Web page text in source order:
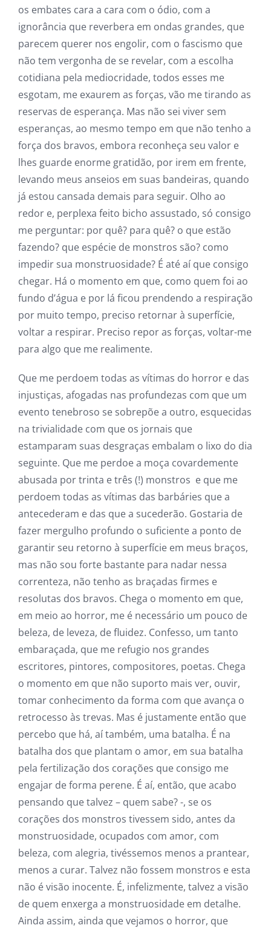
os embates cara a cara com o ódio, com a
ignorância que reverbera em ondas grandes, que
parecem querer nos engolir, com o fascismo que
não tem vergonha de se revelar, com a escolha
cotidiana pela mediocridade, todos esses me
esgotam, me exaurem as forças, vão me tirando as
reservas de esperança. Mas não sei viver sem
esperanças, ao mesmo tempo em que não tenho a
força dos bravos, embora reconheça seu valor e
lhes guarde enorme gratidão, por irem em frente,
levando meus anseios em suas bandeiras, quando
já estou cansada demais para seguir. Olho ao
redor e, perplexa feito bicho assustado, só consigo
me perguntar: por quê? para quê? o que estão
fazendo? que espécie de monstros são? como
impedir sua monstruosidade? É até aí que consigo
chegar. Há o momento em que, como quem foi ao
fundo d’água e por lá ficou prendendo a respiração
por muito tempo, preciso retornar à superfície,
voltar a respirar. Preciso repor as forças, voltar-me
para algo que me realimente.
Que me perdoem todas as vítimas do horror e das
injustiças, afogadas nas profundezas com que um
evento tenebroso se sobrepõe a outro, esquecidas
na trivialidade com que os jornais que
estamparam suas desgraças embalam o lixo do dia
seguinte. Que me perdoe a moça covardemente
abusada por trinta e três (!) monstros e que me
perdoem todas as vítimas das barbáries que a
antecederam e das que a sucederão. Gostaria de
fazer mergulho profundo o suficiente a ponto de
garantir seu retorno à superfície em meus braços,
mas não sou forte bastante para nadar nessa
correnteza, não tenho as braçadas firmes e
resolutas dos bravos. Chega o momento em que,
em meio ao horror, me é necessário um pouco de
beleza, de leveza, de fluidez. Confesso, um tanto
embaraçada, que me refugio nos grandes
escritores, pintores, compositores, poetas. Chega
o momento em que não suporto mais ver, ouvir,
tomar conhecimento da forma com que avança o
retrocesso às trevas. Mas é justamente então que
percebo que há, aí também, uma batalha. É na
batalha dos que plantam o amor, em sua batalha
pela fertilização dos corações que consigo me
engajar de forma perene. É aí, então, que acabo
pensando que talvez – quem sabe? -, se os
corações dos monstros tivessem sido, antes da
monstruosidade, ocupados com amor, com
beleza, com alegria, tivéssemos menos a prantear,
menos a curar. Talvez não fossem monstros e esta
não é visão inocente. É, infelizmente, talvez a visão
de quem enxerga a monstruosidade em detalhe.
Ainda assim, ainda que vejamos o horror, que